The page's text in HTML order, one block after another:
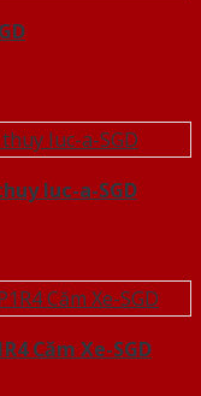
luc-a-SGD
Căm Xe-SGD